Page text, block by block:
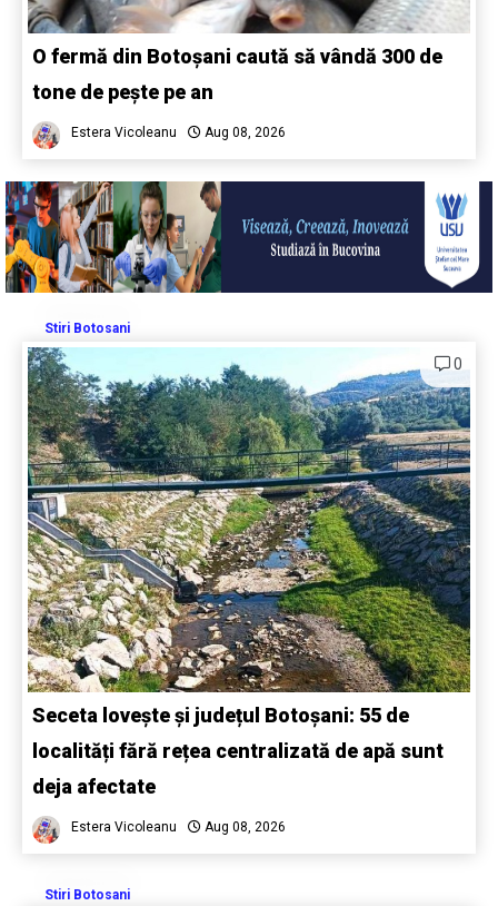
O fermă din Botoșani caută să vândă 300 de
tone de pește pe an
Estera Vicoleanu Aug 08, 2026
Stiri Botosani
0
Seceta lovește și județul Botoșani: 55 de
localități fără rețea centralizată de apă sunt
deja afectate
Estera Vicoleanu Aug 08, 2026
Stiri Botosani